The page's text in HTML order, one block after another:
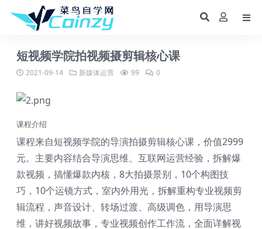
短视频学院拍视频摄剪辑核心课
2021-09-14 新媒体运营 99 0
课程介绍
课程来自短视频学院的导演拍摄剪辑核心课，价值2999
元。主要内容结合导演思维、互联网运营经验，拆解爆
款视频，搞懂爆款内核，8大拍摄景别，10个构图技
巧，10个运镜方式，室内外用光，拆解重构专业视频剪
辑流程，声音设计、转场过渡、高级调色，用导演思
维，讲好视频故事，专业视频创作工作流，全面详解视